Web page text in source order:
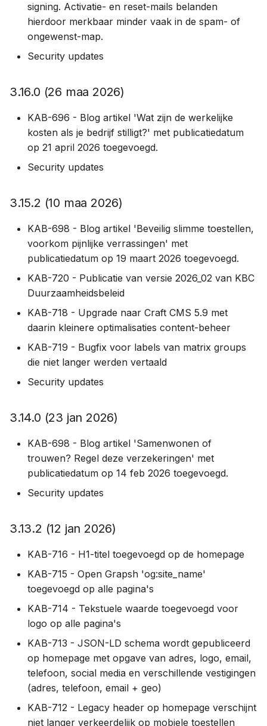
1.19.1 (19 apr 2021)
1.19.0 (9 apr 2021)
1.16.1 (11 maa 2021)
1.15.1 (22 feb 2021)
1.14.0 (28 dec 2020)
1.13.0 (10 dec 2020)
1.12.1 (24 nov 2020)
1.9.0 (19 aug 2020)
1.7.0 (9 jul 2020)
1.6.1 (20 mei 2020)
1.6.0 (7 mei 2020)
1.5.1 (27 apr 2020)
1.4.0 (16 maa 2020)
1.3.1 (8 maa 2020)
1.2.1 (21 jan 2020)
1.2.0 (19 jan 2020)
signing. Activatie- en reset-mails belanden
hierdoor merkbaar minder vaak in de spam- of
ongewenst-map.
Security updates
3.16.0 (26 maa 2026)
KAB-696 - Blog artikel 'Wat zijn de werkelijke
kosten als je bedrijf stilligt?' met publicatiedatum
op 21 april 2026 toegevoegd.
Security updates
3.15.2 (10 maa 2026)
KAB-698 - Blog artikel 'Beveilig slimme toestellen,
voorkom pijnlijke verrassingen' met
publicatiedatum op 19 maart 2026 toegevoegd.
KAB-720 - Publicatie van versie 2026_02 van KBC
Duurzaamheidsbeleid
KAB-718 - Upgrade naar Craft CMS 5.9 met
daarin kleinere optimalisaties content-beheer
KAB-719 - Bugfix voor labels van matrix groups
die niet langer werden vertaald
Security updates
3.14.0 (23 jan 2026)
KAB-698 - Blog artikel 'Samenwonen of
trouwen? Regel deze verzekeringen' met
publicatiedatum op 14 feb 2026 toegevoegd.
Security updates
3.13.2 (12 jan 2026)
KAB-716 - H1-titel toegevoegd op de homepage
KAB-715 - Open Grapsh 'og:site_name'
toegevoegd op alle pagina's
KAB-714 - Tekstuele waarde toegevoegd voor
logo op alle pagina's
KAB-713 - JSON-LD schema wordt gepubliceerd
op homepage met opgave van adres, logo, email,
telefoon, social media en verschillende vestigingen
(adres, telefoon, email + geo)
KAB-712 - Legacy header op homepage verschijnt
niet langer verkeerdelijk op mobiele toestellen